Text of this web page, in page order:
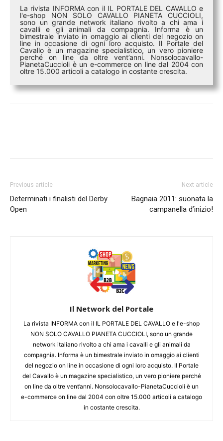
La rivista INFORMA con il IL PORTALE DEL CAVALLO e
l'e-shop NON SOLO CAVALLO PIANETA CUCCIOLI,
sono un grande network italiano rivolto a chi ama i
cavalli e gli animali da compagnia. Informa è un
bimestrale inviato in omaggio ai clienti del negozio on
line in occasione di ogni loro acquisto. Il Portale del
Cavallo è un magazine specialistico, un vero pioniere
perché on line da oltre vent’anni. Nonsolocavallo-
PianetaCuccioli è un e-commerce on line dal 2004 con
oltre 15.000 articoli a catalogo in costante crescita.
Previous article
Determinati i finalisti del Derby
Open
Next article
Bagnaia 2011: suonata la
campanella d’inizio!
Il Network del Portale
La rivista INFORMA con il IL PORTALE DEL CAVALLO e l'e-shop
NON SOLO CAVALLO PIANETA CUCCIOLI, sono un grande
network italiano rivolto a chi ama i cavalli e gli animali da
compagnia. Informa è un bimestrale inviato in omaggio ai clienti
del negozio on line in occasione di ogni loro acquisto. Il Portale
del Cavallo è un magazine specialistico, un vero pioniere perché
on line da oltre vent’anni. Nonsolocavallo-PianetaCuccioli è un
e-commerce on line dal 2004 con oltre 15.000 articoli a catalogo
in costante crescita.